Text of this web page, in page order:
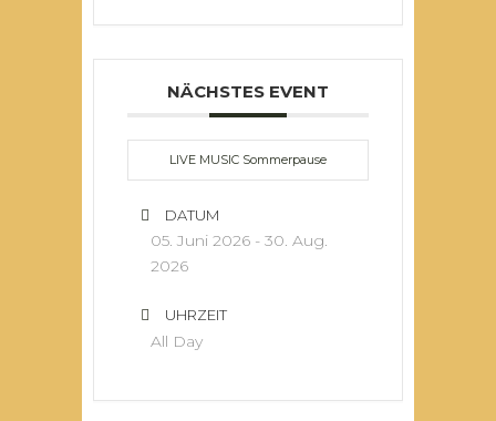
NÄCHSTES EVENT
LIVE MUSIC Sommerpause
DATUM
05. Juni 2026 - 30. Aug.
2026
UHRZEIT
All Day